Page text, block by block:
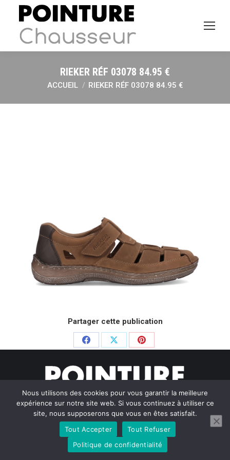
RIEKER RÉF 03078 84.95 €
Vous êtes ici :
ACCUEIL RIEKER RÉF 03078 84.95 €
Partager cette publication
Partager
Facebook
PartagerPartager
Pinterest
© Pointure Chausseurs - 2020. Dream-Theme — truly
WordPress themes
Menu BAS
Nous utilisons des cookies pour vous garantir la meilleure
expérience sur notre site web. Si vous continuez à utiliser ce
site, nous supposerons que vous en êtes satisfait.
Tout Accepter
Tout Refuser
Politique de confidentialité